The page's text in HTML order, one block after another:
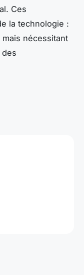
Ces
la technologie :
nécessitant